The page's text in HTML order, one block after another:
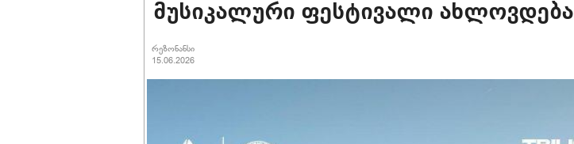
მუსიკალური ფესტივალი ახლოვდება
რეზონანსი
15.06.2026